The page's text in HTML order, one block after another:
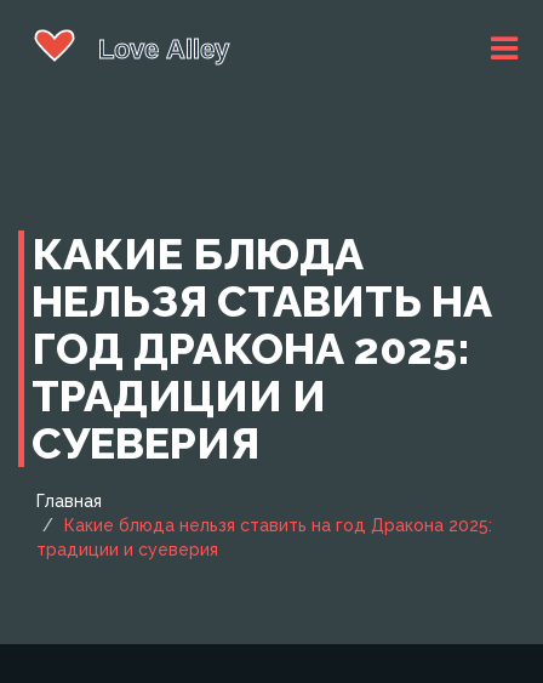
КАКИЕ БЛЮДА
НЕЛЬЗЯ СТАВИТЬ НА
ГОД ДРАКОНА 2025:
ТРАДИЦИИ И
СУЕВЕРИЯ
Главная
Какие блюда нельзя ставить на год Дракона 2025:
традиции и суеверия